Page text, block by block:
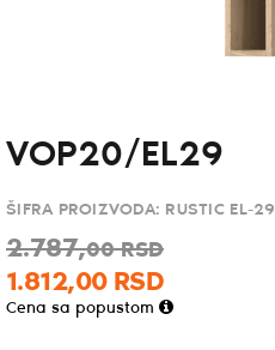
VOP20/EL29
ŠIFRA PROIZVODA: RUSTIC EL-29
2.787,00 RSD
1.812,00 RSD
Cena sa popustom